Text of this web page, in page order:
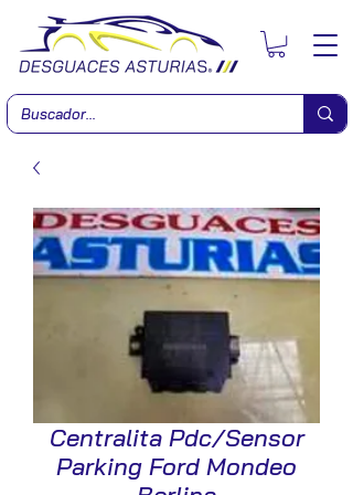
Centralita Pdc/Sensor
Parking Ford Mondeo